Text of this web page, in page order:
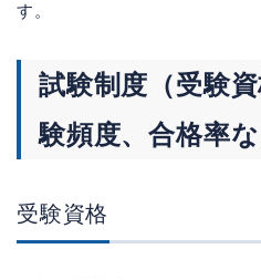
す。
試験制度（受験
験頻度、合格率な
受験資格